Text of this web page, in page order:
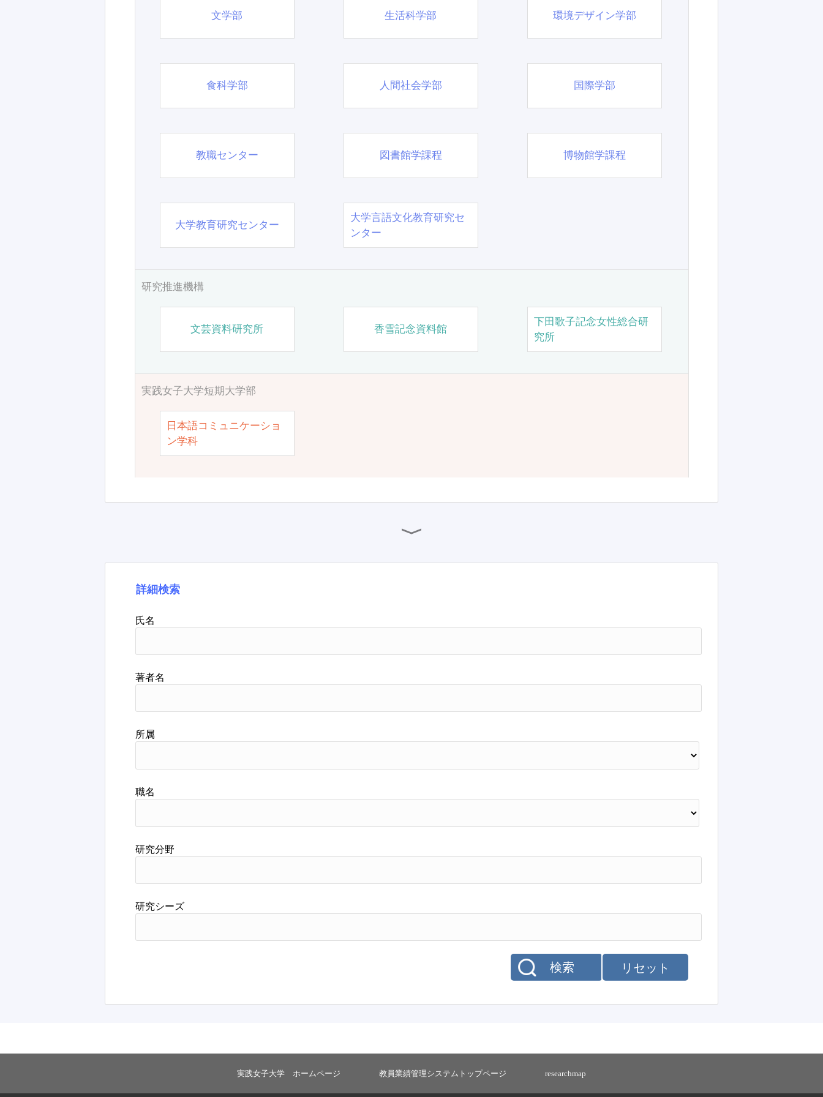
文学部 生活科学部 環境デザイン学部
食科学部 人間社会学部 国際学部
教職センター 図書館学課程 博物館学課程
大学教育研究センター
大学言語文化教育研究セ
ンター
研究推進機構
文芸資料研究所 香雪記念資料館
下田歌子記念女性総合研
究所
実践女子大学短期大学部
日本語コミュニケーショ
ン学科
詳細検索
氏名
著者名
所属
職名
研究分野
研究シーズ
リセット
検索
実践女子大学 ホームページ 教員業績管理システムトップページ researchmap